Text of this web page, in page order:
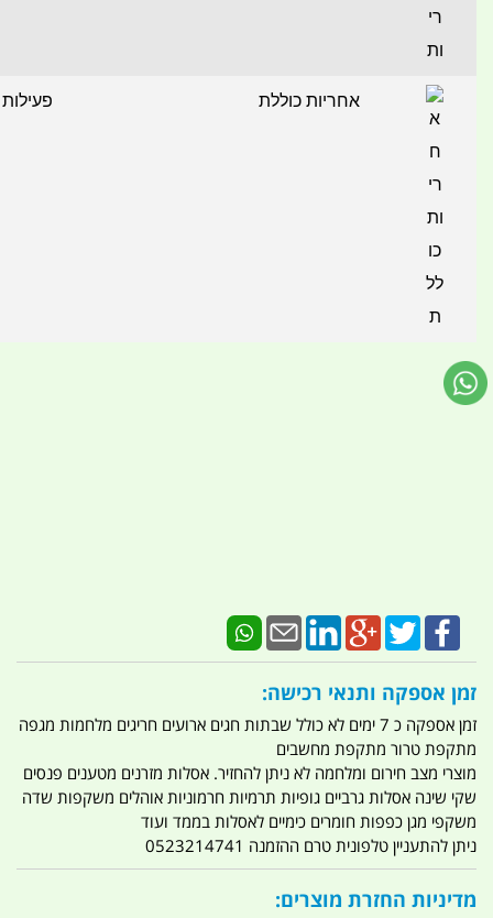
אחריות כוללת
זמן אספקה ותנאי רכישה:
זמן אספקה כ 7 ימים לא כולל שבתות חגים ארועים חריגים מלחמות מגפה
מתקפת טרור מתקפת מחשבים
מוצרי מצב חירום ומלחמה לא ניתן להחזיר. אסלות מזרנים מטענים פנסים
שקי שינה אסלות גרביים גופיות תרמיות חרמוניות אוהלים משקפות שדה
משקפי מגן כפפות חומרים כימיים לאסלות בממד ועוד
ניתן להתעניין טלפונית טרם ההזמנה 0523214741
מדיניות החזרת מוצרים: